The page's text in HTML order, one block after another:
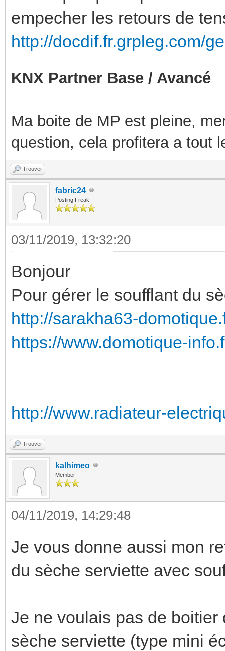
empecher les retours de
http://docdif.fr.grpleg.com/
KNX Partner Base / Avancé
Ma boite de MP est pleine,
question, cela profitera a tout
Trouver
fabric24
Posting Freak
03/11/2019, 13:32:20
Bonjour
Pour gérer le soufflant du
http://sarakha63-
https://www.domotique-
http://www.radiateur-
Trouver
kalhimeo
Member
04/11/2019, 14:29:48
Je vous donne aussi mon
du sèche serviette avec
Je ne voulais pas de
sèche serviette (type mini